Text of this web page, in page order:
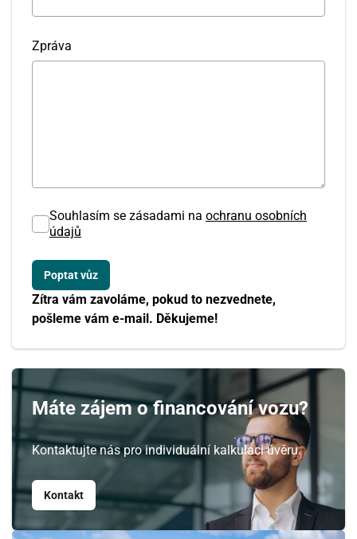
Zpráva
Souhlasím se zásadami na ochranu osobních
údajů
Zítra vám zavoláme, pokud to nezvednete,
pošleme vám e-mail. Děkujeme!
Máte zájem o financování vozu?
Kontaktujte nás pro individuální kalkulaci úvěru.
Kontakt
Srpen